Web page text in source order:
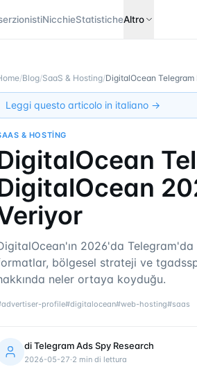
NicchieStatisticheAltro
/Blog/SaaS & Hosting/DigitalOcean
Leggi questo articolo in italiano →
& HOSTING
2026'da
bölgesel strateji ve
neler ortaya koyduğu.
advertiser-profile#digitalocean#web-hosting#saas
diTelegram Ads Spy Research
2026-05-27·2 min di lettura